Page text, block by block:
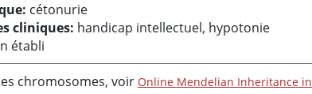
cétonurie
cliniques: handicap intellectuel, hypotonie
établi
chromosomes, voir Online Mendelian Inheritance